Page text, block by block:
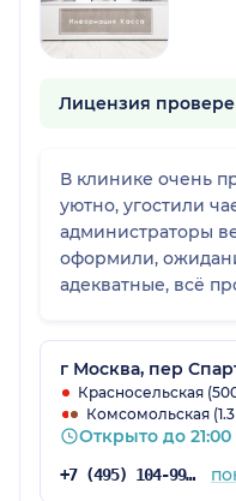
Лицензия
В клинике очень
уютно, угостили
администраторы
оформили,
адекватные, всё
г Москва, пер
Красносельская
Комсомольская
Открыто до 21:00
+7 (495) 104-99-85